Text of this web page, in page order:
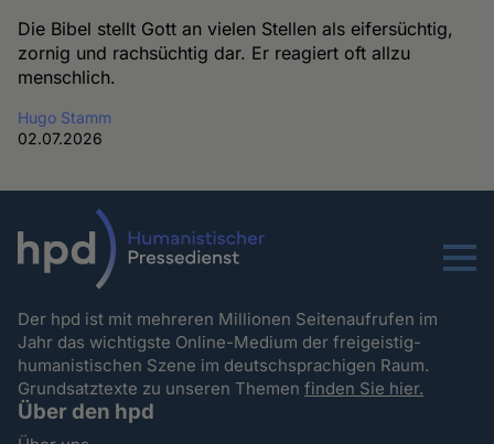
Die Bibel stellt Gott an vielen Stellen als eifersüchtig,
zornig und rachsüchtig dar. Er reagiert oft allzu
menschlich.
Hugo Stamm
02.07.2026
Menu
Der hpd ist mit mehreren Millionen Seitenaufrufen im
Jahr das wichtigste Online-Medium der freigeistig-
humanistischen Szene im deutschsprachigen Raum.
Grundsatztexte zu unseren Themenfinden Sie hier.
Über den hpd